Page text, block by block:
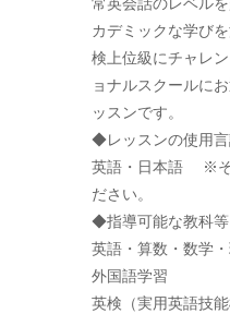
カデミックな学び
検上位級にチャレ
ョナルスクールに
ッスンです。
◆レッスンの使用
英語・日本語 ※そ
ださい。
◆指導可能な教科等
英語・算数・数学
外国語学習
英検（実用英語技